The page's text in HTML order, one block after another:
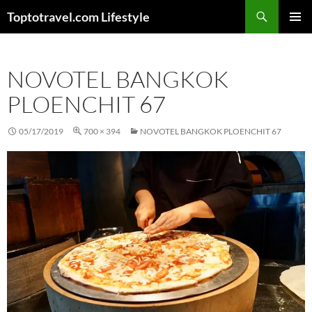
Toptotravel.com Lifestyle
NOVOTEL BANGKOK
PLOENCHIT 67
05/17/2019 700 × 394 NOVOTEL BANGKOK PLOENCHIT 67